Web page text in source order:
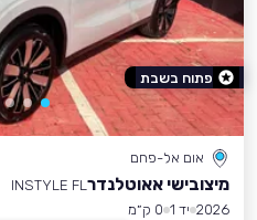
אום אל-פחם
מיצובישי אאוטלנדר INSTYLE FL
2026 יד 1
0 ק״מ
פתוח בשבת